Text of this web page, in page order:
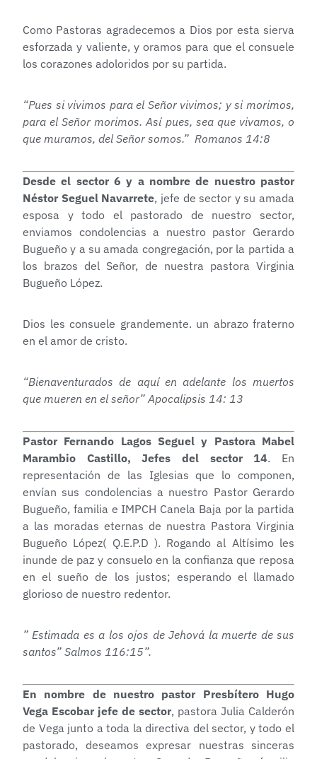
Como Pastoras agradecemos a Dios por esta sierva
esforzada y valiente, y oramos para que el consuele
los corazones adoloridos por su partida.
“Pues si vivimos para el Señor vivimos; y si morimos,
para el Señor morimos. Así pues, sea que vivamos, o
que muramos, del Señor somos.” Romanos 14:8
Desde el sector 6 y a nombre de nuestro pastor
Néstor Seguel Navarrete, jefe de sector y su amada
esposa y todo el pastorado de nuestro sector,
enviamos condolencias a nuestro pastor Gerardo
Bugueño y a su amada congregación, por la partida a
los brazos del Señor, de nuestra pastora Virginia
Bugueño López.
Dios les consuele grandemente. un abrazo fraterno
en el amor de cristo.
“Bienaventurados de aquí en adelante los muertos
que mueren en el señor” Apocalipsis 14: 13
Pastor Fernando Lagos Seguel y Pastora Mabel
Marambio Castillo, Jefes del sector 14. En
representación de las Iglesias que lo componen,
envían sus condolencias a nuestro Pastor Gerardo
Bugueño, familia e IMPCH Canela Baja por la partida
a las moradas eternas de nuestra Pastora Virginia
Bugueño López( Q.E.P.D ). Rogando al Altísimo les
inunde de paz y consuelo en la confianza que reposa
en el sueño de los justos; esperando el llamado
glorioso de nuestro redentor.
” Estimada es a los ojos de Jehová la muerte de sus
santos” Salmos 116:15”.
En nombre de nuestro pastor Presbítero Hugo
Vega Escobar jefe de sector, pastora Julia Calderón
de Vega junto a toda la directiva del sector, y todo el
pastorado, deseamos expresar nuestras sinceras